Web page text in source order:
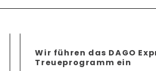
Wir führen das DAGO
Treueprogramm ein